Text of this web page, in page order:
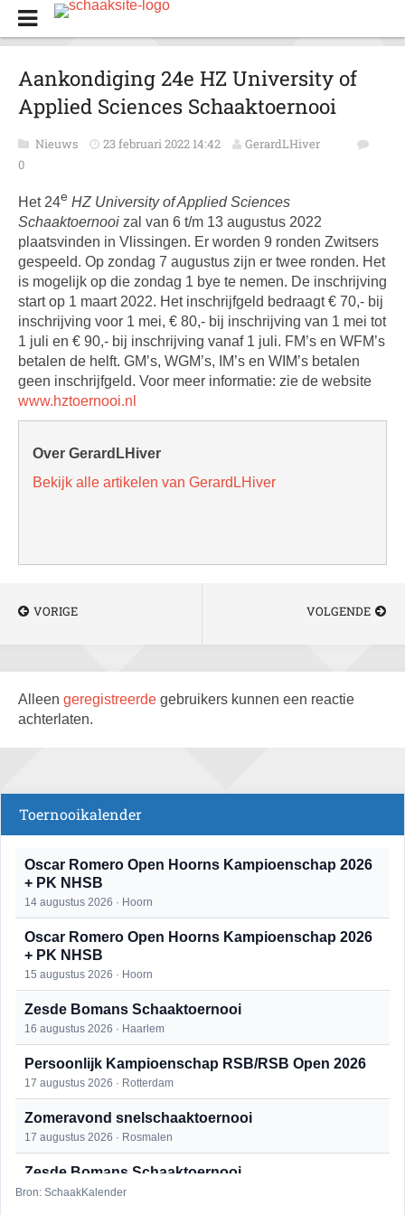
Aankondiging 24e HZ University of
Applied Sciences Schaaktoernooi
Nieuws 23 februari 2022 14:42
GerardLHiver
0
Het 24e HZ University of Applied Sciences
Schaaktoernooi zal van 6 t/m 13 augustus 2022
plaatsvinden in Vlissingen. Er worden 9 ronden Zwitsers
gespeeld. Op zondag 7 augustus zijn er twee ronden. Het
is mogelijk op die zondag 1 bye te nemen. De inschrijving
start op 1 maart 2022. Het inschrijfgeld bedraagt € 70,- bij
inschrijving voor 1 mei, € 80,- bij inschrijving van 1 mei tot
1 juli en € 90,- bij inschrijving vanaf 1 juli. FM’s en WFM’s
betalen de helft. GM’s, WGM’s, IM’s en WIM’s betalen
geen inschrijfgeld. Voor meer informatie: zie de website
www.hztoernooi.nl
Over GerardLHiver
Bekijk alle artikelen van GerardLHiver
VORIGE VOLGENDE
Alleen geregistreerde gebruikers kunnen een reactie
achterlaten.
Toernooikalender
Oscar Romero Open Hoorns Kampioenschap 2026
+ PK NHSB
14 augustus 2026 · Hoorn
Oscar Romero Open Hoorns Kampioenschap 2026
+ PK NHSB
15 augustus 2026 · Hoorn
Zesde Bomans Schaaktoernooi
16 augustus 2026 · Haarlem
Persoonlijk Kampioenschap RSB/RSB Open 2026
17 augustus 2026 · Rotterdam
Zomeravond snelschaaktoernooi
17 augustus 2026 · Rosmalen
Zesde Bomans Schaaktoernooi
17 augustus 2026 · Haarlem
Bron: SchaakKalender